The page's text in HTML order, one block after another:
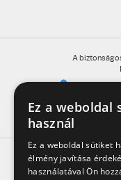
A
A honlap oldalain
betegség
Ez a weboldal
használ
Ez a weboldal sütiket
élmény javítása
használatával Ön